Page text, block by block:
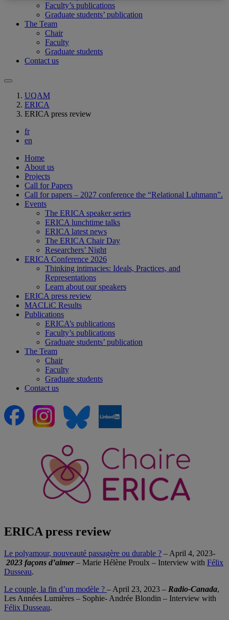
Faculty’s publications
Graduate students’ publication
The Team
Chair
Faculty
Graduate students
Contact us
UQAM
ERICA
ERICA press review
fr
en
Home
About us
Projects
Call for Papers
Call for papers – 2027 conference the “Relational Luhmann”.
Events
The ERICA speaker series
ERICA lunchtime talks
ERICA latest news
The ERICA Chair Day
Researchers’ Night
ERICA Conference 2026
Thinking intimacies: Ideals, Practices, and
Representations
Learn about our speakers
ERICA press review
MACLiC Results
Publications
ERICA’s publications
Faculty’s publications
Graduate students’ publication
The Team
Chair
Faculty
Graduate students
Contact us
ERICA press review
Le polyamour, nouveauté passagère ou durable ? – April 4, 2023-
2023 façons d’aimer– Marie Hélène Proulx – Interview with Félix
Dusseau.
Le couple, la fin d’un modèle ? – April 23, 2023 – Radio-Canada,
Les Années Lumières – Sophie- Andrée Blondin – Interview with
Félix Dusseau.